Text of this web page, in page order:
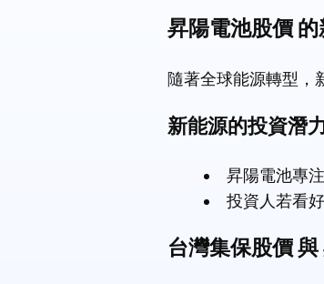
昇陽電池股價
隨著全球能源轉型，
新能源的投資潛
昇陽電池專
投資人若看
台灣集保股價